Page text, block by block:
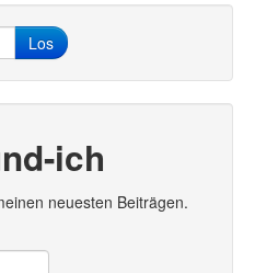
Los
ich
neuesten Beiträgen.